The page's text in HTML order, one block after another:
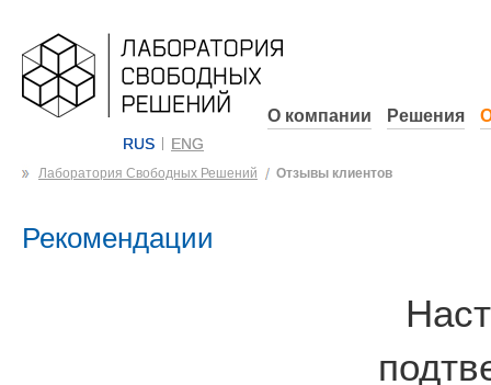
RUS ENG
О компании Решения
Лаборатория Свободных Решений Отзывы клиентов
Рекомендации